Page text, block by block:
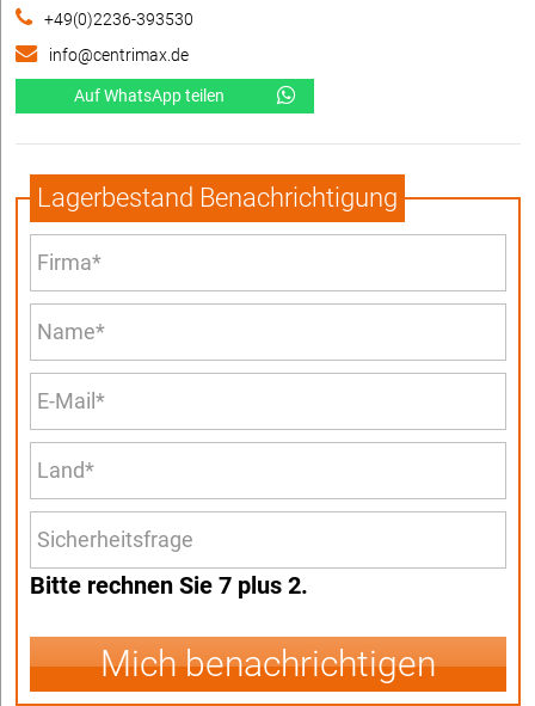
+49(0)2236-393530
info@centrimax.de
Auf WhatsApp teilen
Lagerbestand Benachrichtigung
Bitte rechnen Sie 7 plus 2.
Mich benachrichtigen